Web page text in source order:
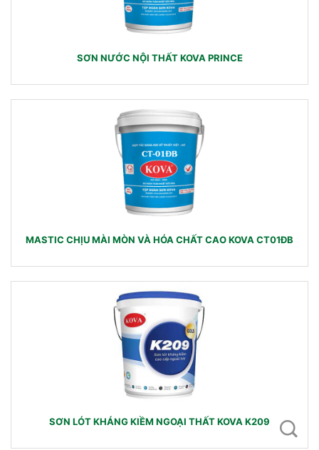
SƠN NƯỚC NỘI THẤT KOVA PRINCE
MASTIC CHỊU MÀI MÒN VÀ HÓA CHẤT CAO KOVA CT01ĐB
SƠN LÓT KHÁNG KIỀM NGOẠI THẤT KOVA K209